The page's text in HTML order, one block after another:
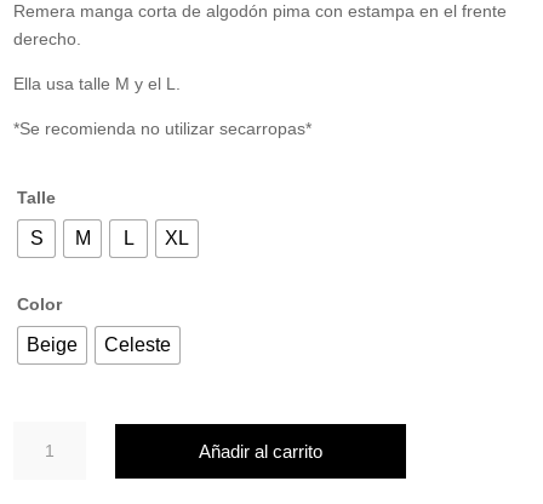
Remera manga corta de algodón pima con estampa en el frente
derecho.
Ella usa talle M y el L.
*Se recomienda no utilizar secarropas*
Talle
S M L XL
Color
Beige Celeste
DEVIL
Añadir al carrito